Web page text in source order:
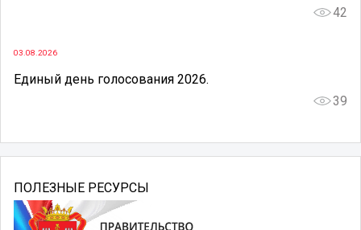
42
03.08.2026
Единый день голосования 2026.
39
ПОЛЕЗНЫЕ РЕСУРСЫ